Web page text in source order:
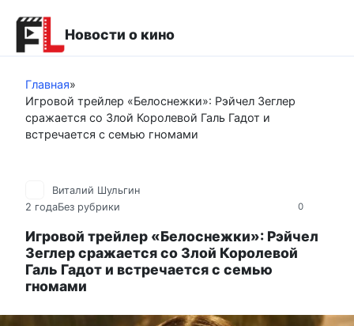
контенту
Новости о кино
Главная»
Игровой трейлер «Белоснежки»: Рэйчел Зеглер
сражается со Злой Королевой Галь Гадот и
встречается с семью гномами
0
Виталий Шульгин
2 годаБез рубрики
Игровой трейлер «Белоснежки»: Рэйчел
Зеглер сражается со Злой Королевой
Галь Гадот и встречается с семью
гномами